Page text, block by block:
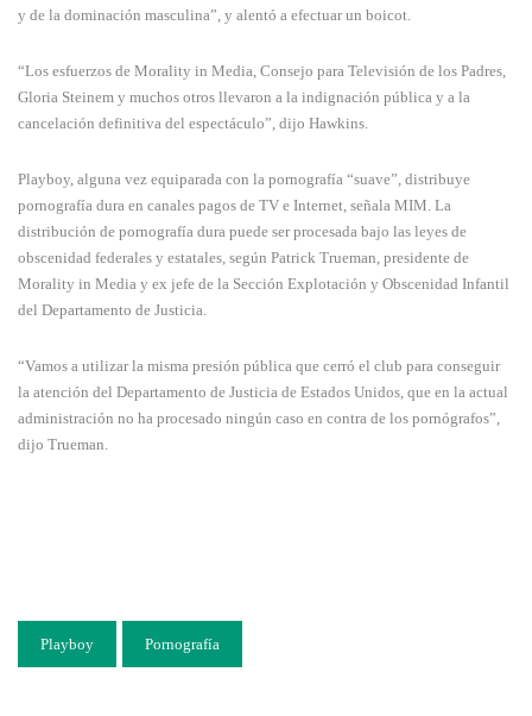
y de la dominación masculina”, y alentó a efectuar un boicot.
“Los esfuerzos de Morality in Media, Consejo para Televisión de los Padres,
Gloria Steinem y muchos otros llevaron a la indignación pública y a la
cancelación definitiva del espectáculo”, dijo Hawkins.
Playboy, alguna vez equiparada con la pornografía “suave”, distribuye
pornografía dura en canales pagos de TV e Internet, señala MIM. La
distribución de pornografía dura puede ser procesada bajo las leyes de
obscenidad federales y estatales, según Patrick Trueman, presidente de
Morality in Media y ex jefe de la Sección Explotación y Obscenidad Infantil
del Departamento de Justicia.
“Vamos a utilizar la misma presión pública que cerró el club para conseguir
la atención del Departamento de Justicia de Estados Unidos, que en la actual
administración no ha procesado ningún caso en contra de los pornógrafos”,
dijo Trueman.
Playboy Pornografía